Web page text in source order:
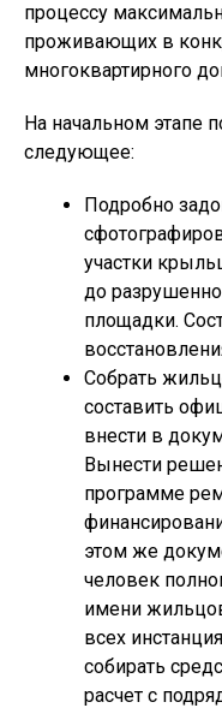
процессу
проживающих в
многоквартирного
На начальном этапе
следующее:
Подробно
участки
до
площадки.
Собрать
составить
внести в
Вынести
программе
этом же
человек
имени
всех
собирать
расчет с